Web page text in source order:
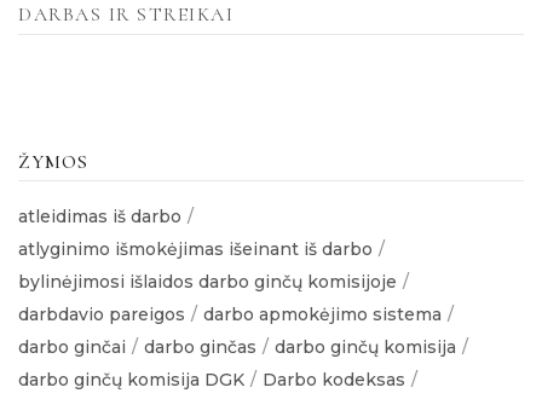
DARBAS IR STREIKAI
ŽYMOS
atleidimas iš darbo
atlyginimo išmokėjimas išeinant iš darbo
bylinėjimosi išlaidos darbo ginčų komisijoje
darbdavio pareigos
darbo apmokėjimo sistema
darbo ginčai
darbo ginčas
darbo ginčų komisija
darbo ginčų komisija DGK
Darbo kodeksas